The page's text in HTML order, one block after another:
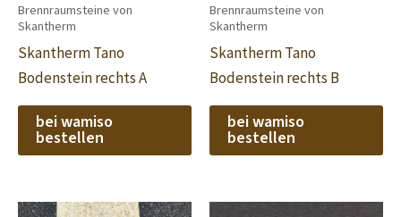
Brennraumsteine von
Skantherm
Skantherm Tano
Bodenstein rechts A
bei wamiso
bestellen
Brennraumsteine von
Skantherm
Skantherm Tano
Bodenstein rechts B
bei wamiso
bestellen